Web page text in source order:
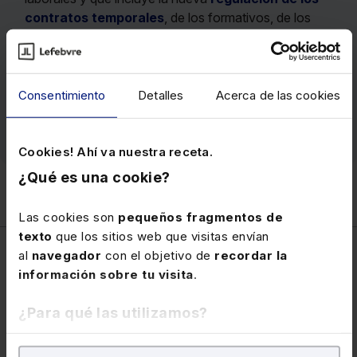
Consentimiento Detalles Acerca de las cookies
Cookies! Ahí va nuestra receta.
¿Qué es una cookie?
Las cookies son pequeños fragmentos de
texto que los sitios web que visitas envían
al navegador con el objetivo de recordar la
información sobre tu visita.
¿Para qué las utilizamos?
En Lefebvre utilizamos las cookies confines
contratos temporales , de los formativos, de los
reglas sobre concatenación de contratos.
Precio 100 €
Laboral